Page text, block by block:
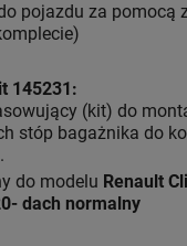
pojazdu za pomocą
145231:
(kit) do
stóp bagażnika do
do modelu Renault
dach normalny